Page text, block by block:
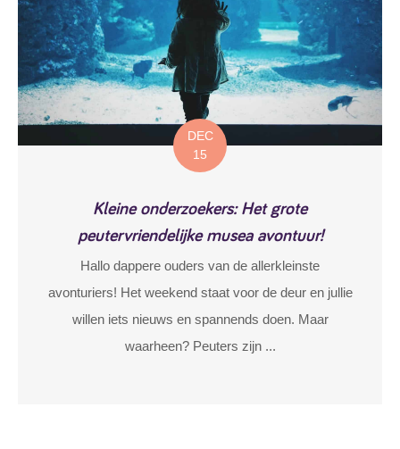
DEC
15
Kleine onderzoekers: Het grote
peutervriendelijke musea avontuur!
Hallo dappere ouders van de allerkleinste
avonturiers! Het weekend staat voor de deur en jullie
willen iets nieuws en spannends doen. Maar
waarheen? Peuters zijn ...